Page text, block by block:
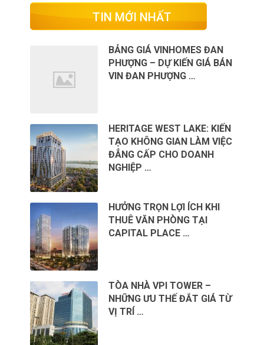
TIN MỚI NHẤT
BẢNG GIÁ VINHOMES ĐAN
PHƯỢNG – DỰ KIẾN GIÁ BÁN
VIN ĐAN PHƯỢNG …
HERITAGE WEST LAKE: KIẾN
TẠO KHÔNG GIAN LÀM VIỆC
ĐẲNG CẤP CHO DOANH
NGHIỆP …
HƯỞNG TRỌN LỢI ÍCH KHI
THUÊ VĂN PHÒNG TẠI
CAPITAL PLACE …
TÒA NHÀ VPI TOWER –
NHỮNG ƯU THẾ ĐẮT GIÁ TỪ
VỊ TRÍ …